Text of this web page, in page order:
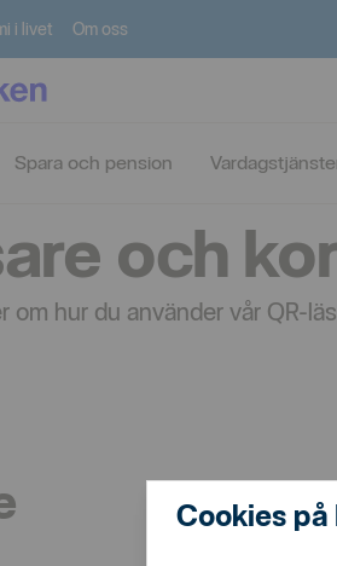
Cookies
i livet Om oss
Spara och pension
och
om hur du använder vår QR-